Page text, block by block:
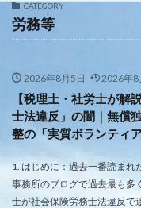
CATEGORY
労務等
2026年8月5日 2026年8
【税理士・社労士が解
士法違反」の闇｜無償
整の「実質ボランティ
1. はじめに：過去一番読まれ
事務所のブログで過去最も多
士が社会保険労務士法違反で